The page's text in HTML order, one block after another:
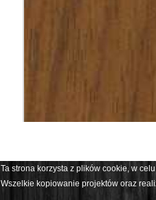
Ta strona korzysta z plików cookie, w
Wszelkie kopiowanie projektów oraz